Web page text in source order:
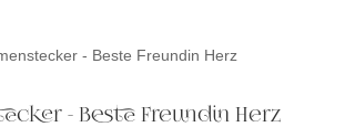
- Beste Freundin Herz